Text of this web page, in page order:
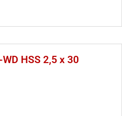
HSS 2,5 x 30